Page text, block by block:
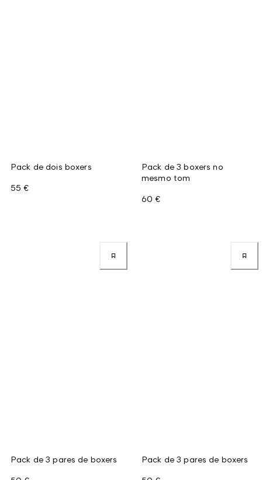
Pack de dois boxers
55 €
Pack de 3 boxers no
mesmo tom
60 €
Pack de 3 pares de boxers Pack de 3 pares de boxers